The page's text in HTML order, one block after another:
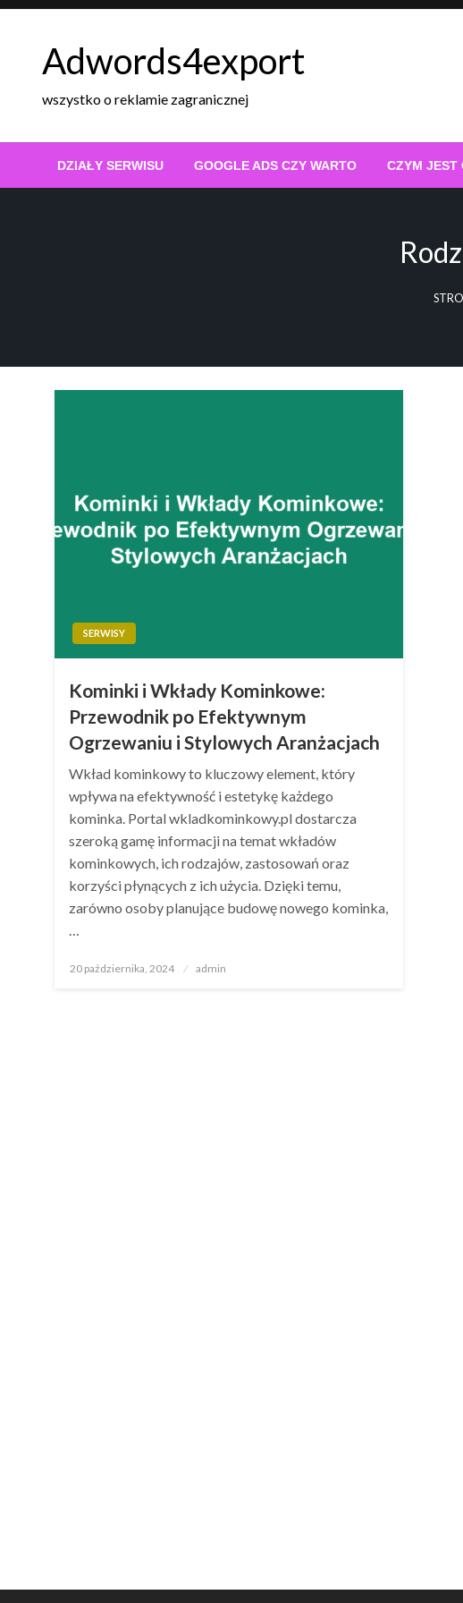
Skip
Adwords4export
wszystko o reklamie zagranicznej
DZIAŁY SERWISU GOOGLE ADS CZY WARTO CZYM JEST
SERWISY
Kominki i Wkłady Kominkowe:
Przewodnik po Efektywnym
Ogrzewaniu i Stylowych Aranżacjach
Wkład kominkowy to kluczowy element, który
wpływa na efektywność i estetykę każdego
kominka. Portal wkladkominkowy.pl dostarcza
szeroką gamę informacji na temat wkładów
kominkowych, ich rodzajów, zastosowań oraz
korzyści płynących z ich użycia. Dzięki temu,
zarówno osoby planujące budowę nowego kominka,
…
Opublikowane
20 października, 2024 admin